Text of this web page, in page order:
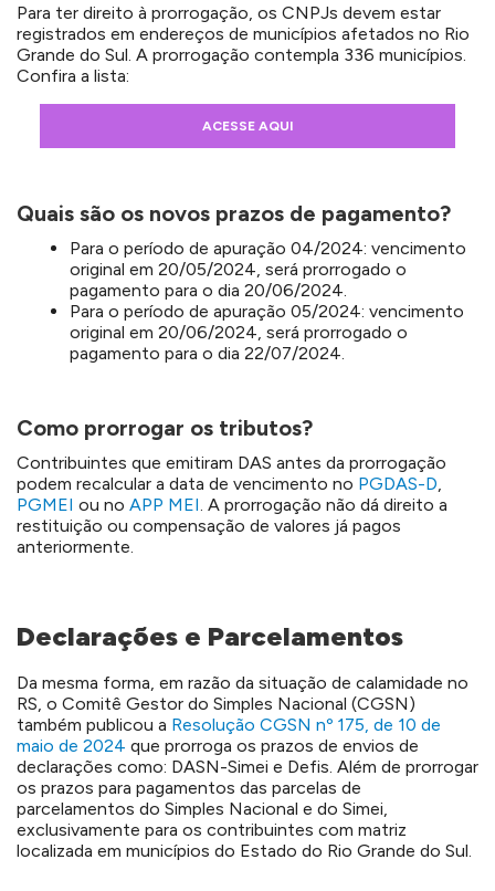
Para ter direito à prorrogação, os CNPJs devem estar
registrados em endereços de municípios afetados no Rio
Grande do Sul. A prorrogação contempla 336 municípios.
Confira a lista:
ACESSE AQUI
Quais são os novos prazos de pagamento?
Para o período de apuração 04/2024: vencimento
original em 20/05/2024, será prorrogado o
pagamento para o dia 20/06/2024.
Para o período de apuração 05/2024: vencimento
original em 20/06/2024, será prorrogado o
pagamento para o dia 22/07/2024.
Como prorrogar os tributos?
Contribuintes que emitiram DAS antes da prorrogação
podem recalcular a data de vencimento no PGDAS-D,
PGMEI ou no APP MEI. A prorrogação não dá direito a
restituição ou compensação de valores já pagos
anteriormente.
Declarações e Parcelamentos
Da mesma forma, em razão da situação de calamidade no
RS, o Comitê Gestor do Simples Nacional (CGSN)
também publicou a Resolução CGSN nº 175, de 10 de
maio de 2024 que prorroga os prazos de envios de
declarações como: DASN-Simei e Defis. Além de prorrogar
os prazos para pagamentos das parcelas de
parcelamentos do Simples Nacional e do Simei,
exclusivamente para os contribuintes com matriz
localizada em municípios do Estado do Rio Grande do Sul.